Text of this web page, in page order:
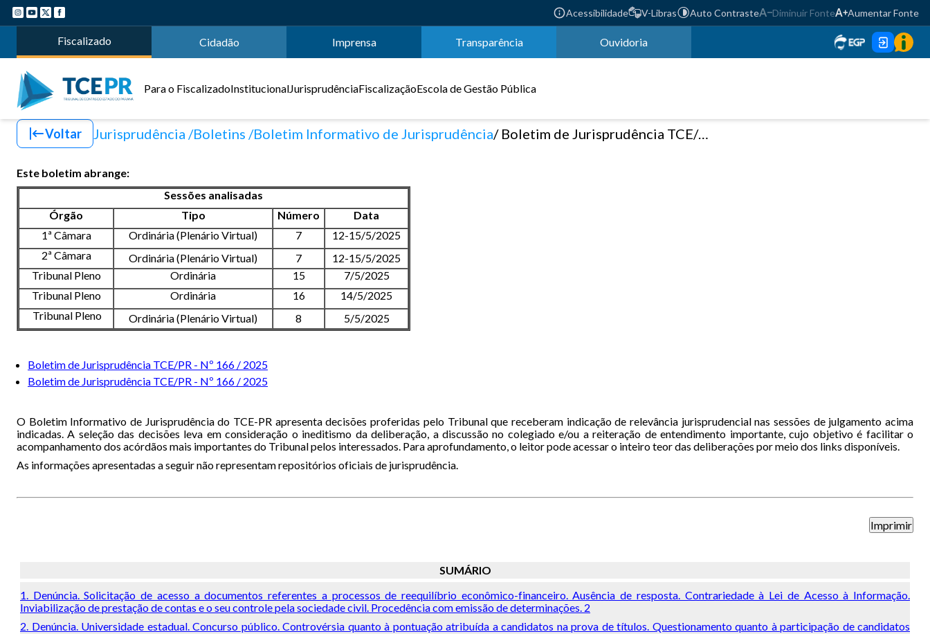
Acessibilidade V-Libras Auto Contraste Diminuir Fonte Aumentar Fonte
Fiscalizado Cidadão Imprensa Transparência Ouvidoria
Para o FiscalizadoInstitucionalJurisprudênciaFiscalizaçãoEscola de Gestão Pública
Voltar Jurisprudência Boletins Boletim Informativo de Jurisprudência Boletim de Jurisprudência TCE/PR - Nº 166 / 2025
Este boletim abrange:
Sessões analisadas
Órgão
Tipo Número
Data
1ª Câmara
Ordinária (Plenário Virtual) 7
12-15/5/2025
2ª Câmara
Ordinária (Plenário Virtual) 7
12-15/5/2025
Tribunal Pleno
Ordinária 15
7/5/2025
Tribunal Pleno
Ordinária 16
14/5/2025
Tribunal Pleno
Ordinária (Plenário Virtual) 8 5/5/2025
Boletim de Jurisprudência TCE/PR - Nº 166 / 2025
Boletim de Jurisprudência TCE/PR - Nº 166 / 2025
O Boletim Informativo de Jurisprudência do TCE-PR apresenta decisões proferidas pelo Tribunal que receberam indicação de relevância jurisprudencial nas sessões de julgamento acima
indicadas. A seleção das decisões leva em consideração o ineditismo da deliberação, a discussão no colegiado e/ou a reiteração de entendimento importante, cujo objetivo é facilitar o
acompanhamento dos acórdãos mais importantes do Tribunal pelos interessados. Para aprofundamento, o leitor pode acessar o inteiro teor das deliberações por meio dos links disponíveis.
As informações apresentadas a seguir não representam repositórios oficiais de jurisprudência.
SUMÁRIO
1. Denúncia. Solicitação de acesso a documentos referentes a processos de reequilíbrio econômico-financeiro. Ausência de resposta. Contrariedade à Lei de Acesso à Informação.
Inviabilização de prestação de contas e o seu controle pela sociedade civil. Procedência com emissão de determinações. 2
2. Denúncia. Universidade estadual. Concurso público. Controvérsia quanto à pontuação atribuída a candidatos na prova de títulos. Questionamento quanto à participação de candidatos